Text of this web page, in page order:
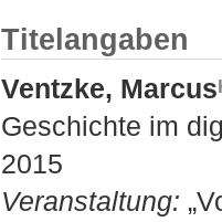
Titelangaben
Ventzke, Marcus
Geschichte im
2015
Veranstaltung: